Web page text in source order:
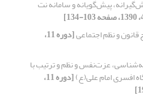
پیش‌گویانه و سامانه نت
و نظم اجتماعی [دوره 11،
عزت‌نفس و نظم ‌و ترتیب با
افسری امام علی(ع) [دوره 11،